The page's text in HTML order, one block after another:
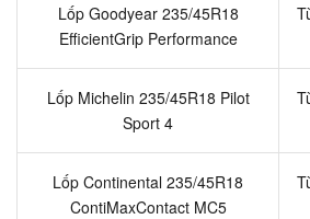
Lốp Goodyear 235/45R18
EfficientGrip Performance
Lốp Michelin 235/45R18 Pilot
Sport 4
Lốp Continental 235/45R18
ContiMaxContact MC5